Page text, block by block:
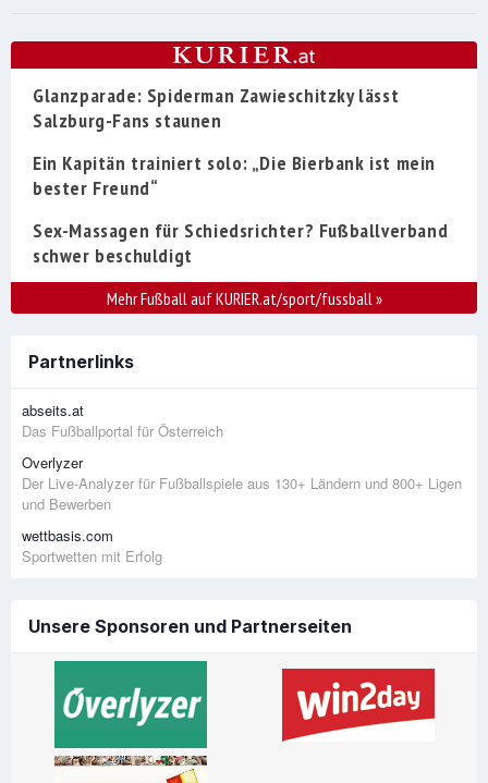
Glanzparade: Spiderman Zawieschitzky lässt
Salzburg-Fans staunen
Ein Kapitän trainiert solo: „Die Bierbank ist mein
bester Freund“
Sex-Massagen für Schiedsrichter? Fußballverband
schwer beschuldigt
Mehr Fußball auf KURIER.at/sport/fussball»
Partnerlinks
abseits.at
Das Fußballportal für Österreich
Overlyzer
Der Live-Analyzer für Fußballspiele aus 130+ Ländern und 800+ Ligen
und Bewerben
wettbasis.com
Sportwetten mit Erfolg
Unsere Sponsoren und Partnerseiten